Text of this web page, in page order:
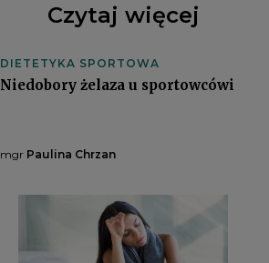
Czytaj więcej
DIETETYKA SPORTOWA
Niedobory żelaza u sportowcówi
mgr Paulina Chrzan